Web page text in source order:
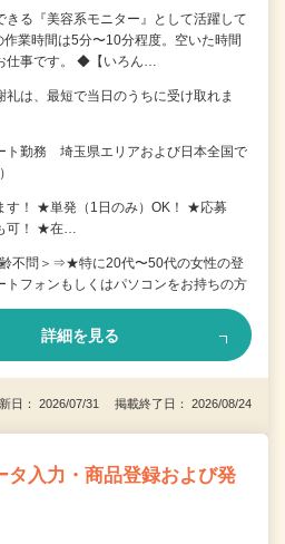
きる『美容系モニター』として活躍して
作業時間は5分〜10分程度。空いた時間
仕事です。 ◆【いろん…
は、最短で当日のうちに受け取れま
ト勤務 埼玉県エリアおよび日本全国で
す！ ★単発（1日のみ）OK！ ★応募
可！ ★在…
齢不問＞⇒★特に20代〜50代の女性の登
フォンもしくはパソコンをお持ちの方
詳細を見る
日： 2026/07/31 掲載終了日： 2026/08/24
タ入力・商品登録および発